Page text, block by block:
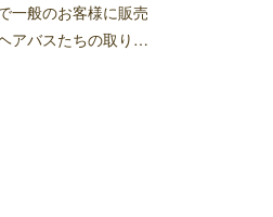
一般のお客様に販売
アバスたちの取り…